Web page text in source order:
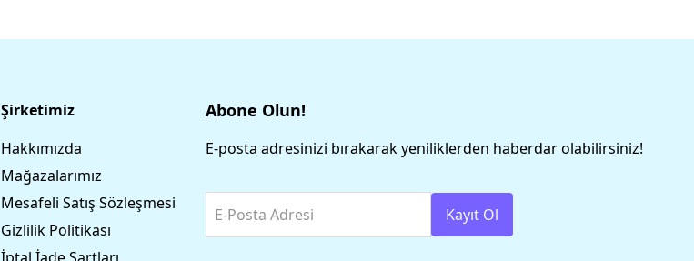
Şirketimiz
Hakkımızda
Mağazalarımız
Mesafeli Satış Sözleşmesi
Gizlilik Politikası
Abone Olun!
E-posta adresinizi bırakarak yeniliklerden haberdar olabilirsiniz!
E-Posta Adresi Kayıt Ol